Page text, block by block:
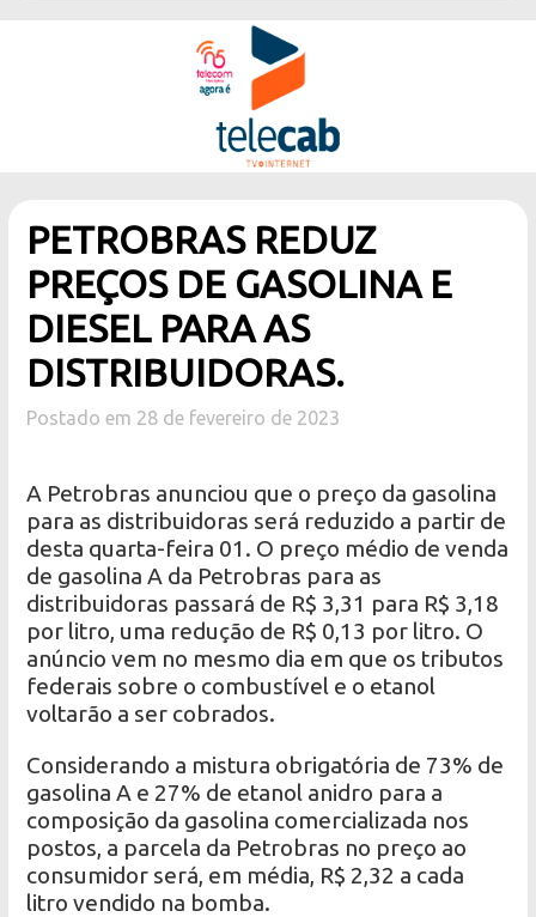
PETROBRAS REDUZ
PREÇOS DE GASOLINA E
DIESEL PARA AS
DISTRIBUIDORAS.
Postado em 28 de fevereiro de 2023
A Petrobras anunciou que o preço da gasolina
para as distribuidoras será reduzido a partir de
desta quarta-feira 01. O preço médio de venda
de gasolina A da Petrobras para as
distribuidoras passará de R$ 3,31 para R$ 3,18
por litro, uma redução de R$ 0,13 por litro. O
anúncio vem no mesmo dia em que os tributos
federais sobre o combustível e o etanol
voltarão a ser cobrados.
Considerando a mistura obrigatória de 73% de
gasolina A e 27% de etanol anidro para a
composição da gasolina comercializada nos
postos, a parcela da Petrobras no preço ao
consumidor será, em média, R$ 2,32 a cada
litro vendido na bomba.